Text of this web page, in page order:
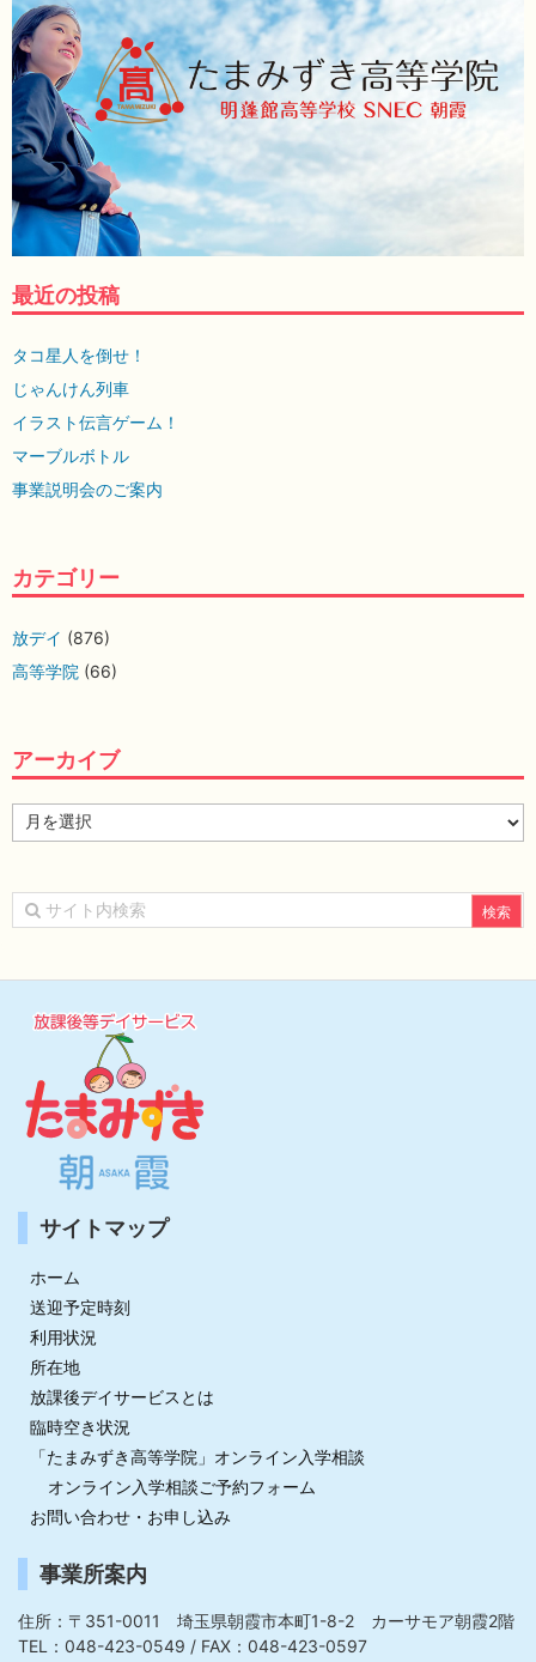
最近の投稿
タコ星人を倒せ！
じゃんけん列車
イラスト伝言ゲーム！
マーブルボトル
事業説明会のご案内
カテゴリー
放デイ (876)
高等学院 (66)
アーカイブ
ー
イ
ブ
サイトマップ
ホーム
送迎予定時刻
利用状況
所在地
放課後デイサービスとは
臨時空き状況
「たまみずき高等学院」オンライン入学相談
オンライン入学相談ご予約フォーム
お問い合わせ・お申し込み
事業所案内
住所：〒351-0011 埼玉県朝霞市本町1-8-2 カーサモア朝霞2階
TEL：048-423-0549 / FAX：048-423-0597